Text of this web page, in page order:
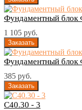
Фундаментный
1 105 руб.
Фундаментный
385 руб.
С40.30 - 3